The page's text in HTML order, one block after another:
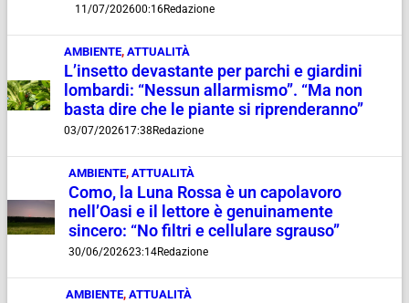
11/07/202600:16Redazione
AMBIENTE,ATTUALITÀ
L’insetto devastante per parchi e giardini
lombardi: “Nessun allarmismo”. “Ma non
basta dire che le piante si riprenderanno”
03/07/202617:38Redazione
AMBIENTE, ATTUALITÀ
Como, la Luna Rossa è un capolavoro
nell’Oasi e il lettore è genuinamente
sincero: “No filtri e cellulare sgrauso”
30/06/202623:14Redazione
AMBIENTE,ATTUALITÀ